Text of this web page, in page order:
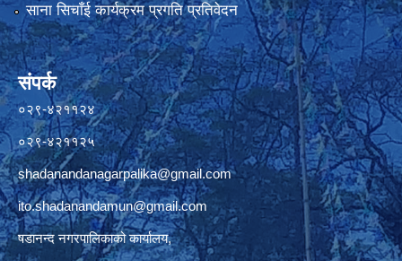
साना सिचाँई कार्यक्रम प्रगति प्रतिवेदन
संपर्क
०२९-४२११२४
०२९-४२११२५
shadanandanagarpalika@gmail.com
ito.shadanandamun@gmail.com
षडानन्द नगरपालिकाको कार्यालय,